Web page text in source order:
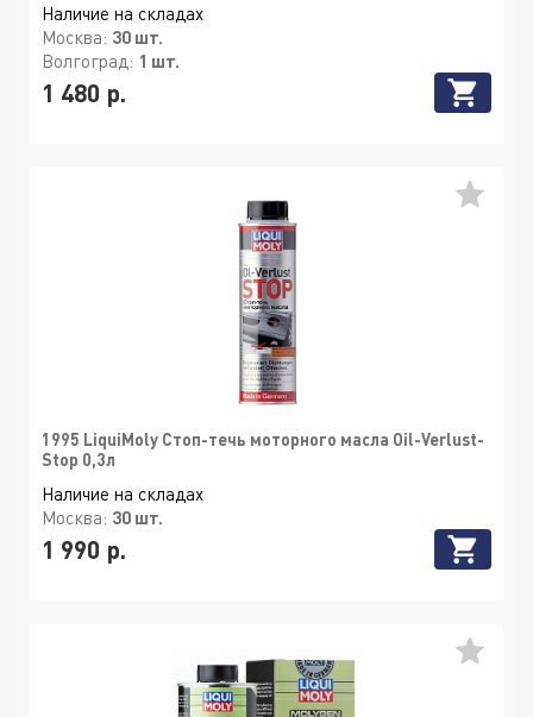
Наличие на складах
Москва: 30 шт.
Волгоград: 1 шт.
1 480 р.
1995 LiquiMoly Стоп-течь моторного масла Oil-Verlust-
Stop 0,3л
Наличие на складах
Москва: 30 шт.
1 990 р.